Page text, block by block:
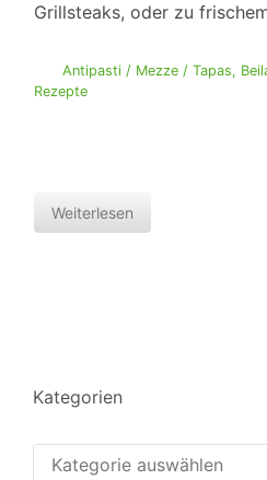
Grillsteaks, oder zu
Antipasti / Mezze / Tapas,
Rezepte
Weiterlesen
Kategorien
Kategorien